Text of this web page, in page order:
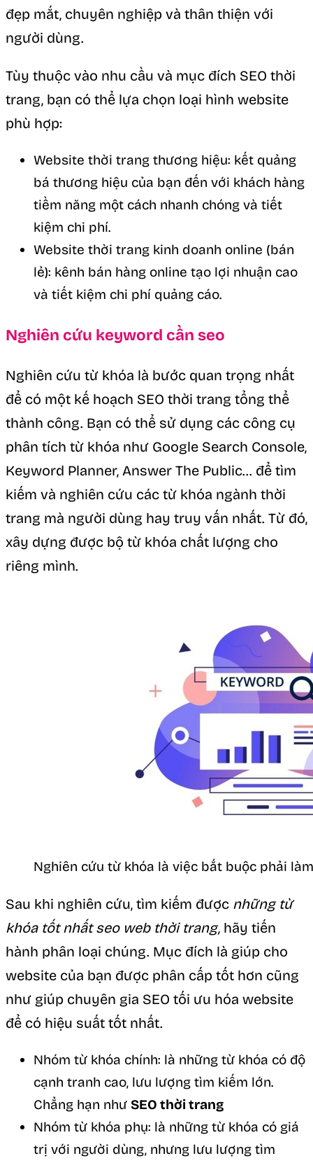
đẹp mắt, chuyên nghiệp và thân thiện với
người dùng.
Tùy thuộc vào nhu cầu và mục đích SEO thời
trang, bạn có thể lựa chọn loại hình website
phù hợp:
Website thời trang thương hiệu: kết quảng
bá thương hiệu của bạn đến với khách hàng
tiềm năng một cách nhanh chóng và tiết
kiệm chi phí.
Website thời trang kinh doanh online (bán
lẻ): kênh bán hàng online tạo lợi nhuận cao
và tiết kiệm chi phí quảng cáo.
Nghiên cứu keyword cần seo
Nghiên cứu từ khóa là bước quan trọng nhất
để có một kế hoạch SEO thời trang tổng thể
thành công. Bạn có thể sử dụng các công cụ
phân tích từ khóa như Google Search Console,
Keyword Planner, Answer The Public… để tìm
kiếm và nghiên cứu các từ khóa ngành thời
trang mà người dùng hay truy vấn nhất. Từ đó,
xây dựng được bộ từ khóa chất lượng cho
riêng mình.
Nghiên cứu từ khóa là việc bắt buộc phải
Sau khi nghiên cứu, tìm kiếm được những từ
khóa tốt nhất seo web thời trang, hãy tiến
hành phân loại chúng. Mục đích là giúp cho
website của bạn được phân cấp tốt hơn cũng
như giúp chuyên gia SEO tối ưu hóa website
để có hiệu suất tốt nhất.
Nhóm từ khóa chính: là những từ khóa có độ
cạnh tranh cao, lưu lượng tìm kiếm lớn.
Chẳng hạn như SEO thời trang
Nhóm từ khóa phụ: là những từ khóa có giá
trị với người dùng, nhưng lưu lượng tìm